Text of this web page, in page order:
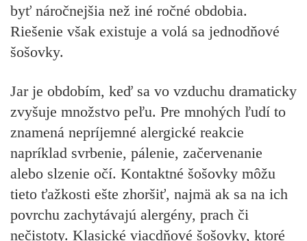
byť náročnejšia než iné ročné obdobia.
Riešenie však existuje a volá sa jednodňové
šošovky.
Jar je obdobím, keď sa vo vzduchu dramaticky
zvyšuje množstvo peľu. Pre mnohých ľudí to
znamená nepríjemné alergické reakcie
napríklad svrbenie, pálenie, začervenanie
alebo slzenie očí. Kontaktné šošovky môžu
tieto ťažkosti ešte zhoršiť, najmä ak sa na ich
povrchu zachytávajú alergény, prach či
nečistoty. Klasické viacdňové šošovky, ktoré